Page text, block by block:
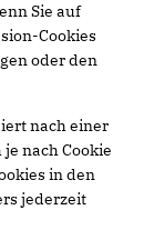
Sie auf
Cookies
oder den
nach einer
nach Cookie
in den
jederzeit